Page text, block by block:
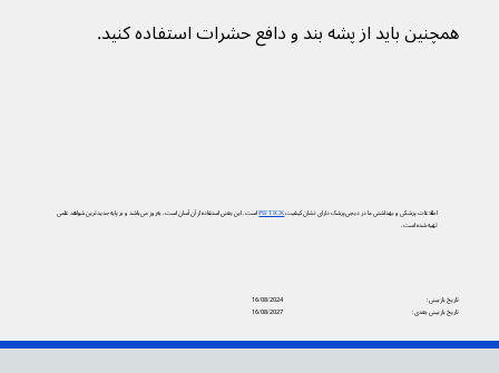
همچنین باید از پشه بند و دافع حشرات استفاده کنید.
اطلاعات پزشکی و بهداشتی ما در دیجی‌پزشک دارای نشان کیفیتPIF TICKاست. این یعنی استفاده از آن آسان است، به‌روز می‌باشد و بر پایه جدیدترین شواهد علمی
تهیه شده است.
16/08/2024
تاریخ بازبینی:
16/08/2027
تاریخ بازبینی بعدی: